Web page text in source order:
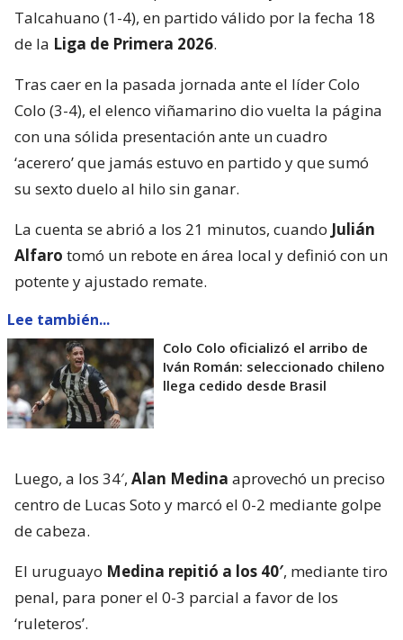
Talcahuano (1-4), en partido válido por la fecha 18
de la Liga de Primera 2026.
Tras caer en la pasada jornada ante el líder Colo
Colo (3-4), el elenco viñamarino dio vuelta la página
con una sólida presentación ante un cuadro
‘acerero’ que jamás estuvo en partido y que sumó
su sexto duelo al hilo sin ganar.
La cuenta se abrió a los 21 minutos, cuando Julián
Alfaro tomó un rebote en área local y definió con un
potente y ajustado remate.
Lee también...
Colo Colo oficializó el arribo de
Iván Román: seleccionado chileno
llega cedido desde Brasil
Luego, a los 34′, Alan Medina aprovechó un preciso
centro de Lucas Soto y marcó el 0-2 mediante golpe
de cabeza.
El uruguayo Medina repitió a los 40′, mediante tiro
penal, para poner el 0-3 parcial a favor de los
‘ruleteros’.